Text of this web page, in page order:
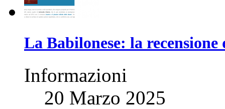
La Babilonese: la
Informazioni
20 Marzo 2025